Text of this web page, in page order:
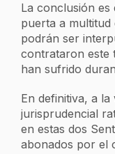
La conclusión es
puerta a multitud
podrán ser
contrataron este
han sufrido
En definitiva, a
jurisprudencial
en estas dos
abonados por el